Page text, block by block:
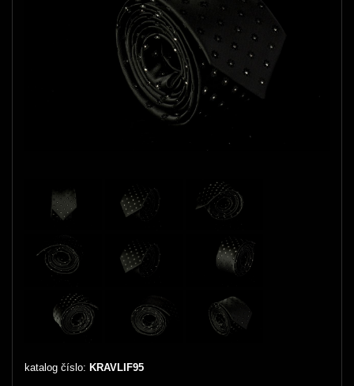
katalog číslo: KRAVLIF95